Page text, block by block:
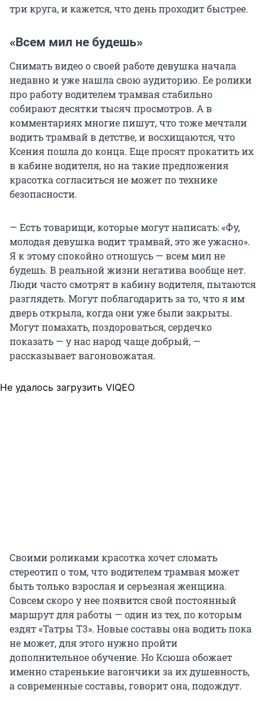
три круга, и кажется, что день проходит быстрее.
«Всем мил не будешь»
Снимать видео о своей работе девушка начала
недавно и уже нашла свою аудиторию. Ее ролики
про работу водителем трамвая стабильно
собирают десятки тысяч просмотров. А в
комментариях многие пишут, что тоже мечтали
водить трамвай в детстве, и восхищаются, что
Ксения пошла до конца. Еще просят прокатить их
в кабине водителя, но на такие предложения
красотка согласиться не может по технике
безопасности.
— Есть товарищи, которые могут написать: «Фу,
молодая девушка водит трамвай, это же ужасно».
Я к этому спокойно отношусь — всем мил не
будешь. В реальной жизни негатива вообще нет.
Люди часто смотрят в кабину водителя, пытаются
разглядеть. Могут поблагодарить за то, что я им
дверь открыла, когда они уже были закрыты.
Могут помахать, поздороваться, сердечко
показать — у нас народ чаще добрый, —
рассказывает вагоновожатая.
Не удалось загрузить VIQEO
Своими роликами красотка хочет сломать
стереотип о том, что водителем трамвая может
быть только взрослая и серьезная женщина.
Совсем скоро у нее появится свой постоянный
маршрут для работы — один из тех, по которым
ездят «Татры Т3». Новые составы она водить пока
не может, для этого нужно пройти
дополнительное обучение. Но Ксюша обожает
именно старенькие вагончики за их душевность,
а современные составы, говорит она, подождут.